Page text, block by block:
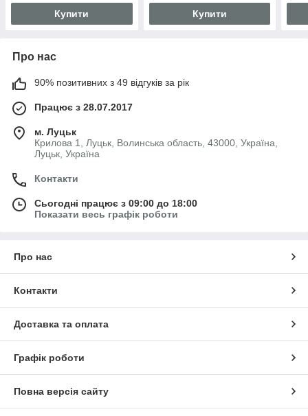
Купити Купити
Про нас
90% позитивних з 49 відгуків за рік
Працює з 28.07.2017
м. Луцьк
Крилова 1, Луцьк, Волинська область, 43000, Україна,
Луцьк, Україна
Контакти
Сьогодні працює з 09:00 до 18:00
Показати весь графік роботи
Про нас
Контакти
Доставка та оплата
Графік роботи
Повна версія сайту